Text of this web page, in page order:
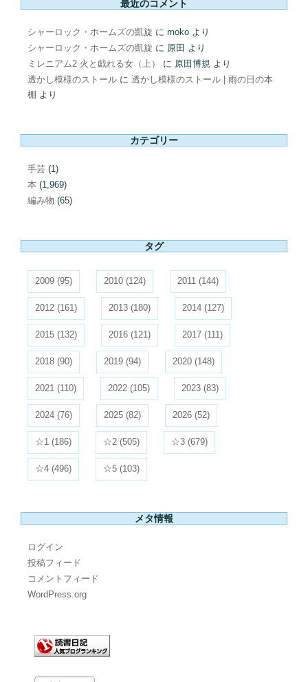
最近のコメント
シャーロック・ホームズの凱旋 に moko より
シャーロック・ホームズの凱旋 に 原田 より
ミレニアム2 火と戯れる女（上）
に 原田博規 より
透かし模様のストール に 透かし模様のストール | 雨の日の本
棚 より
カテゴリー
手芸 (1)
本 (1,969)
編み物 (65)
タグ
2009 (95) 2010 (124) 2011 (144)
2012 (161) 2013 (180) 2014 (127)
2015 (132) 2016 (121) 2017 (111)
2018 (90) 2019 (94) 2020 (148)
2021 (110) 2022 (105) 2023 (83)
2024 (76) 2025 (82) 2026 (52)
☆1 (186) ☆2 (505) ☆3 (679)
☆4 (496) ☆5 (103)
メタ情報
ログイン
投稿フィード
コメントフィード
WordPress.org